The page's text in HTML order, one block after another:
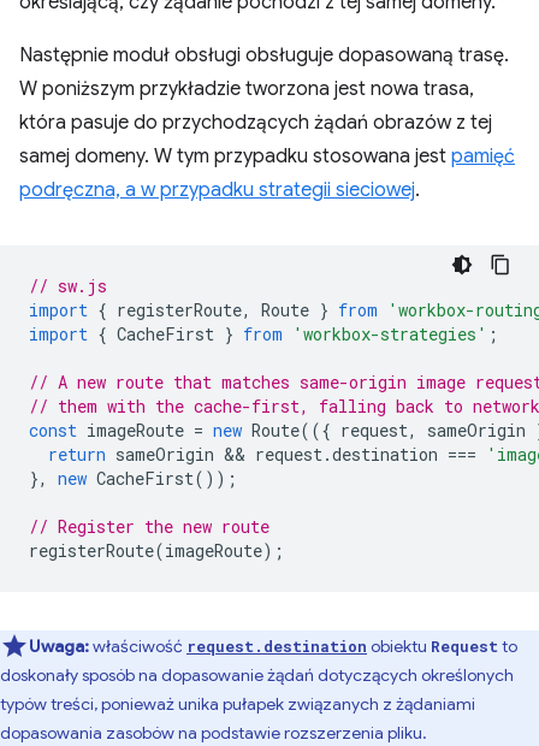
Następnie moduł obsługi obsługuje dopasowaną trasę.
W poniższym przykładzie tworzona jest nowa trasa,
która pasuje do przychodzących żądań obrazów z tej
samej domeny. W tym przypadku stosowana jest pamięć
podręczna, a w przypadku strategii sieciowej.
// sw.js
import { registerRoute, Route } from
'workbox-
import { CacheFirst } from 'workbox-strategies' ;
// A new route that matches same-origin image
// them with the cache-first, falling back to
const imageRoute = new Route(({ request, sameOrigin
return sameOrigin && request.destination ===
},
new CacheFirst());
// Register the new route
registerRoute(imageRoute);
Uwaga:właściwość request.destination obiektu Request to
doskonały sposób na dopasowanie żądań dotyczących określonych
typów treści, ponieważ unika pułapek związanych z żądaniami
dopasowania zasobów na podstawie rozszerzenia pliku.